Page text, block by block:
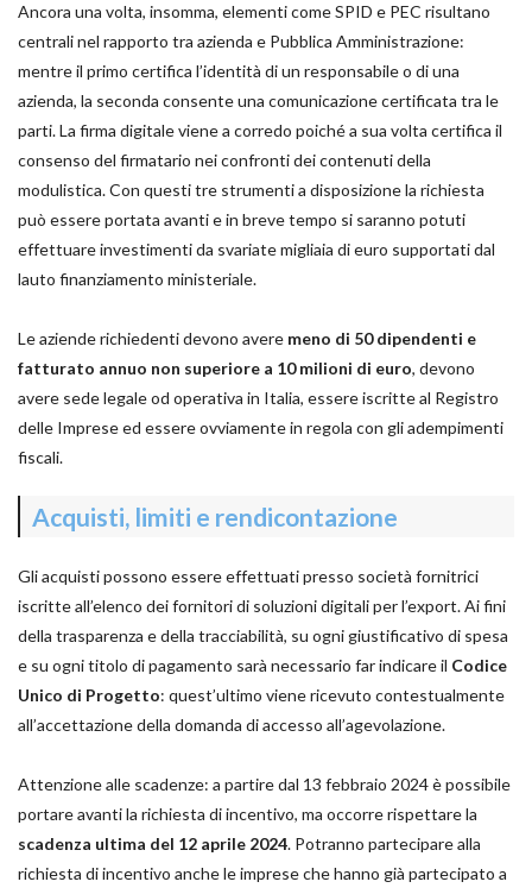
Ancora una volta, insomma, elementi come SPID e PEC risultano
centrali nel rapporto tra azienda e Pubblica Amministrazione:
mentre il primo certifica l’identità di un responsabile o di una
azienda, la seconda consente una comunicazione certificata tra le
parti. La firma digitale viene a corredo poiché a sua volta certifica il
consenso del firmatario nei confronti dei contenuti della
modulistica. Con questi tre strumenti a disposizione la richiesta
può essere portata avanti e in breve tempo si saranno potuti
effettuare investimenti da svariate migliaia di euro supportati dal
lauto finanziamento ministeriale.
Le aziende richiedenti devono avere meno di 50 dipendenti e
fatturato annuo non superiore a 10 milioni di euro, devono
avere sede legale od operativa in Italia, essere iscritte al Registro
delle Imprese ed essere ovviamente in regola con gli adempimenti
fiscali.
Acquisti, limiti e rendicontazione
Gli acquisti possono essere effettuati presso società fornitrici
iscritte all’elenco dei fornitori di soluzioni digitali per l’export. Ai fini
della trasparenza e della tracciabilità, su ogni giustificativo di spesa
e su ogni titolo di pagamento sarà necessario far indicare il Codice
Unico di Progetto: quest’ultimo viene ricevuto contestualmente
all’accettazione della domanda di accesso all’agevolazione.
Attenzione alle scadenze: a partire dal 13 febbraio 2024 è possibile
portare avanti la richiesta di incentivo, ma occorre rispettare la
scadenza ultima del 12 aprile 2024. Potranno partecipare alla
richiesta di incentivo anche le imprese che hanno già partecipato a